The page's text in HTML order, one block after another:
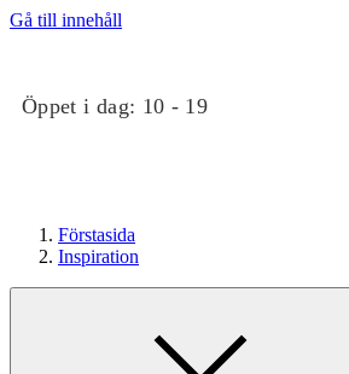
Gå till innehåll
Öppet i dag: 10 - 19
Förstasida
Inspiration